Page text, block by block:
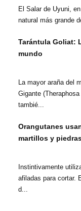
El Salar de Uyuni,
natural más grande
Tarántula Goliat:
mundo
La mayor araña del
Gigante
tambié...
Orangutanes
martillos y
Instintivamente
afiladas para cortar.
d...